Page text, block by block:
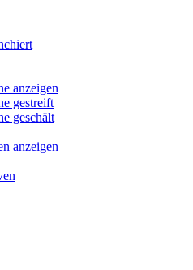
anzeigen
gestreift
geschält
anzeigen